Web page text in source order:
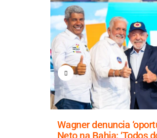
Wagner denuncia
Neto na Bahia: ‘Todos